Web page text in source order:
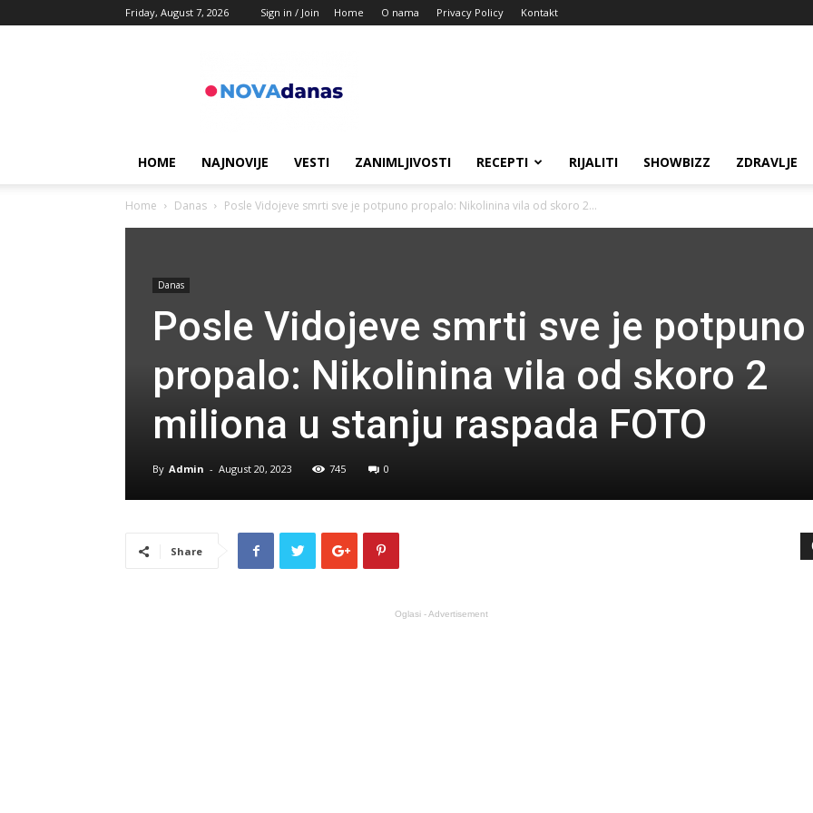
Friday, August 7, 2026 Sign in / Join Home O nama Privacy Policy Kontakt
HOME NAJNOVIJE VESTI ZANIMLJIVOSTI RECEPTI RIJALITI SHOWBIZZ ZDRAVLJE
Home Danas Posle Vidojeve smrti sve je potpuno propalo: Nikolinina vila od skoro 2...
Danas
Posle Vidojeve smrti sve je potpuno
propalo: Nikolinina vila od skoro 2
miliona u stanju raspada FOTO
By Admin - August 20, 2023 745 0
Share
Oglasi - Advertisement